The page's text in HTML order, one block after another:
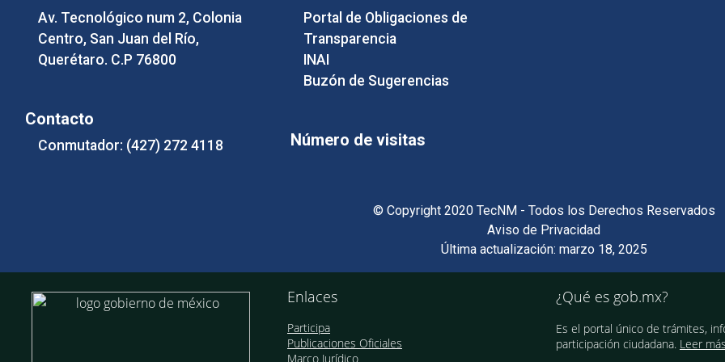
Av. Tecnológico num 2, Colonia
Centro, San Juan del Río,
Querétaro. C.P 76800
Contacto
Conmutador: (427) 272 4118
Portal de Obligaciones de
Transparencia
INAI
Buzón de Sugerencias
Número de visitas
© Copyright 2020 TecNM - Todos los Derechos Reservados
Aviso de Privacidad
Última actualización: marzo 18, 2025
Enlaces
Participa
Publicaciones Oficiales
Marco Jurídico
¿Qué es gob.mx?
Es el portal único de trámites,
participación ciudadana. Leer más